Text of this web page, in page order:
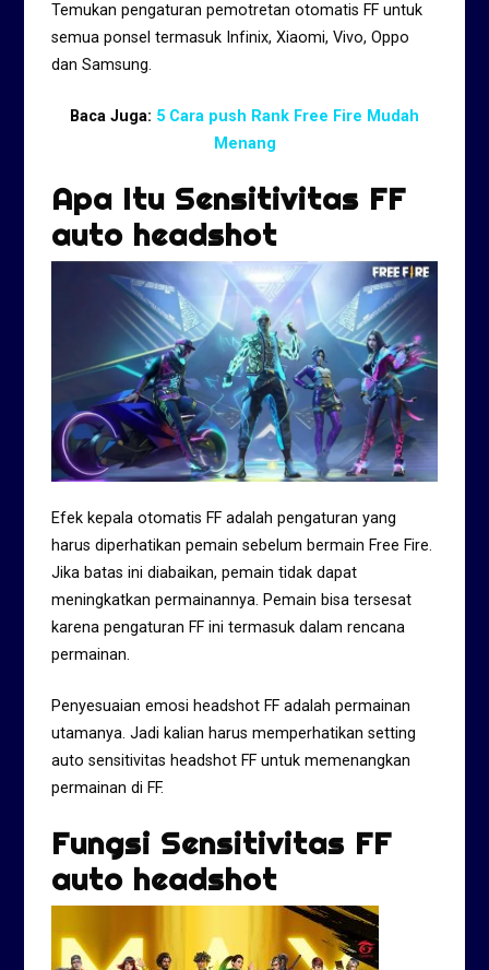
Temukan pengaturan pemotretan otomatis FF untuk
semua ponsel termasuk Infinix, Xiaomi, Vivo, Oppo
dan Samsung.
Baca Juga: 5 Cara push Rank Free Fire Mudah
Menang
Apa Itu Sensitivitas FF
auto headshot
Efek kepala otomatis FF adalah pengaturan yang
harus diperhatikan pemain sebelum bermain Free Fire.
Jika batas ini diabaikan, pemain tidak dapat
meningkatkan permainannya. Pemain bisa tersesat
karena pengaturan FF ini termasuk dalam rencana
permainan.
Penyesuaian emosi headshot FF adalah permainan
utamanya. Jadi kalian harus memperhatikan setting
auto sensitivitas headshot FF untuk memenangkan
permainan di FF.
Fungsi Sensitivitas FF
auto headshot